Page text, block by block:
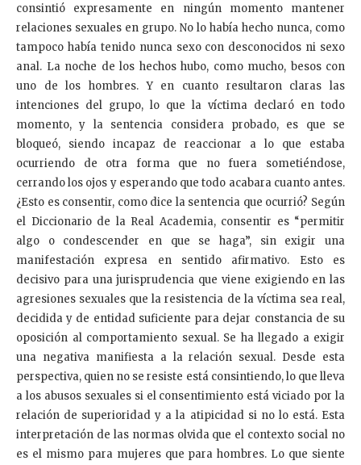
consintió expresamente en ningún momento mantener
relaciones sexuales en grupo. No lo había hecho nunca, como
tampoco había tenido nunca sexo con desconocidos ni sexo
anal. La noche de los hechos hubo, como mucho, besos con
uno de los hombres. Y en cuanto resultaron claras las
intenciones del grupo, lo que la víctima declaró en todo
momento, y la sentencia considera probado, es que se
bloqueó, siendo incapaz de reaccionar a lo que estaba
ocurriendo de otra forma que no fuera sometiéndose,
cerrando los ojos y esperando que todo acabara cuanto antes.
¿Esto es consentir, como dice la sentencia que ocurrió? Según
el Diccionario de la Real Academia, consentir es “permitir
algo o condescender en que se haga”, sin exigir una
manifestación expresa en sentido afirmativo. Esto es
decisivo para una jurisprudencia que viene exigiendo en las
agresiones sexuales que la resistencia de la víctima sea real,
decidida y de entidad suficiente para dejar constancia de su
oposición al comportamiento sexual. Se ha llegado a exigir
una negativa manifiesta a la relación sexual. Desde esta
perspectiva, quien no se resiste está consintiendo, lo que lleva
a los abusos sexuales si el consentimiento está viciado por la
relación de superioridad y a la atipicidad si no lo está. Esta
interpretación de las normas olvida que el contexto social no
es el mismo para mujeres que para hombres. Lo que siente